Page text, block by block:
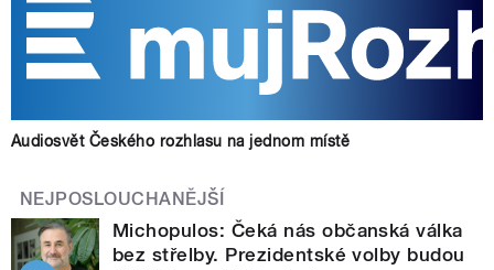
Audiosvět Českého rozhlasu na jednom místě
NEJPOSLOUCHANĚJŠÍ
Michopulos: Čeká nás občanská válka
bez střelby. Prezidentské volby budou